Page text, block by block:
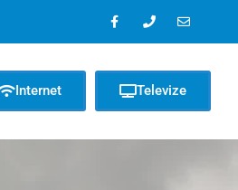
Internet Televize